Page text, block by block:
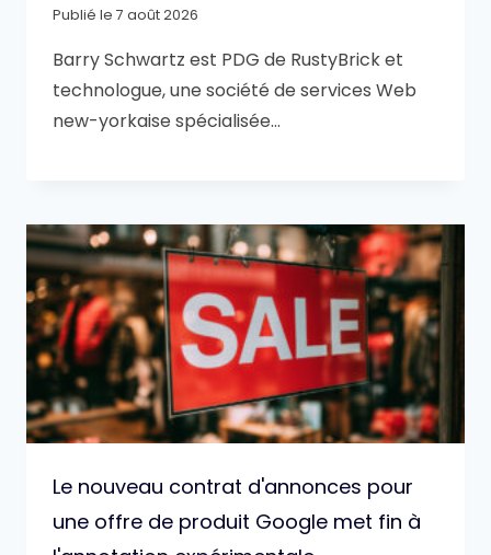
Publié le 7 août 2026
Barry Schwartz est PDG de RustyBrick et
technologue, une société de services Web
new-yorkaise spécialisée…
Le nouveau contrat d'annonces pour
une offre de produit Google met fin à